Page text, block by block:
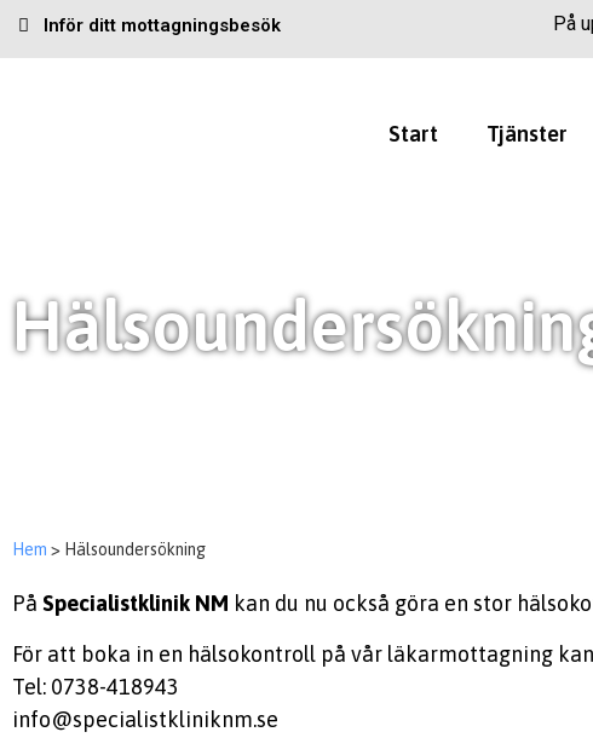
Inför ditt mottagningsbesök På
Start Tjänster
Hem > Hälsoundersökning
På Specialistklinik NM kan du nu också göra en stor
För att boka in en hälsokontroll på vår läkarmottagning
Tel: 0738-418943
info@specialistkliniknm.se